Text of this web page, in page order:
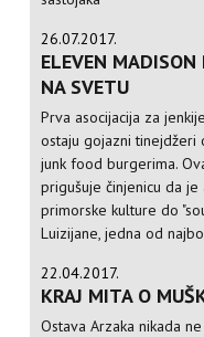
26.07.2017.
ELEVEN MADISON
NA SVETU
Prva asocijacija za
ostaju gojazni tinejdžeri
junk food burgerima.
prigušuje činjenicu da
primorske kulture do
Luizijane, jedna od
22.04.2017.
KRAJ MITA O
Ostava Arzaka nikada